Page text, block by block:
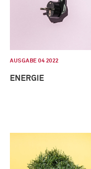
AUSGABE 04 2022
ENERGIE